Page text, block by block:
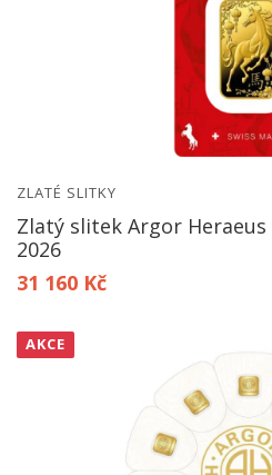
ZLATÉ SLITKY
Zlatý slitek Argor
2026
31 160 Kč
AKCE